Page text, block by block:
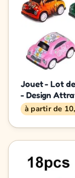
Jouet - Lot
- Design
à partir de